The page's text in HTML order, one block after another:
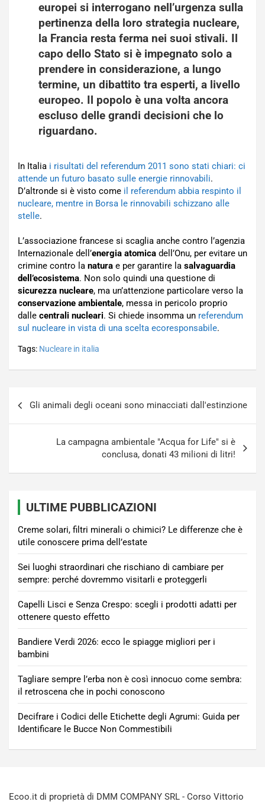
europei si interrogano nell’urgenza sulla
pertinenza della loro strategia nucleare,
la Francia resta ferma nei suoi stivali. Il
capo dello Stato si è impegnato solo a
prendere in considerazione, a lungo
termine, un dibattito tra esperti, a livello
europeo. Il popolo è una volta ancora
escluso delle grandi decisioni che lo
riguardano.
In Italia i risultati del referendum 2011 sono stati chiari: ci
attende un futuro basato sulle energie rinnovabili.
D’altronde si è visto come il referendum abbia respinto il
nucleare, mentre in Borsa le rinnovabili schizzano alle
stelle.
L’associazione francese si scaglia anche contro l’agenzia
Internazionale dell’energia atomica dell’Onu, per evitare un
crimine contro la natura e per garantire la salvaguardia
dell’ecosistema. Non solo quindi una questione di
sicurezza nucleare, ma un’attenzione particolare verso la
conservazione ambientale, messa in pericolo proprio
dalle centrali nucleari. Si chiede insomma un referendum
sul nucleare in vista di una scelta ecoresponsabile.
Tags: Nucleare in italia
Gli animali degli oceani sono minacciati dall'estinzione
La campagna ambientale "Acqua for Life" si è
conclusa, donati 43 milioni di litri!
ULTIME PUBBLICAZIONI
Creme solari, filtri minerali o chimici? Le differenze che è
utile conoscere prima dell’estate
Sei luoghi straordinari che rischiano di cambiare per
sempre: perché dovremmo visitarli e proteggerli
Capelli Lisci e Senza Crespo: scegli i prodotti adatti per
ottenere questo effetto
Bandiere Verdi 2026: ecco le spiagge migliori per i
bambini
Tagliare sempre l’erba non è così innocuo come sembra:
il retroscena che in pochi conoscono
Decifrare i Codici delle Etichette degli Agrumi: Guida per
Identificare le Bucce Non Commestibili
Ecoo.it di proprietà di DMM COMPANY SRL - Corso Vittorio